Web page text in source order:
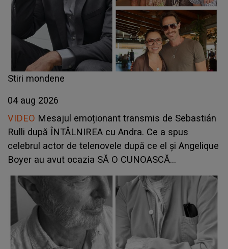
Stiri mondene
04 aug 2026
VIDEO Mesajul emoționant transmis de Sebastián
Rulli după ÎNTÂLNIREA cu Andra. Ce a spus
celebrul actor de telenovele după ce el și Angelique
Boyer au avut ocazia SĂ O CUNOASCĂ
PERSONAL: "A fost o plăcere să..."